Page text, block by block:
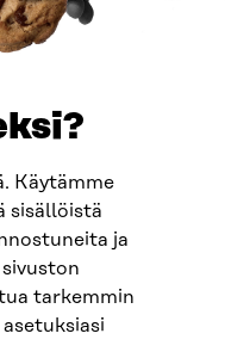
Käytämme
sisällöistä
ja
tarkemmin